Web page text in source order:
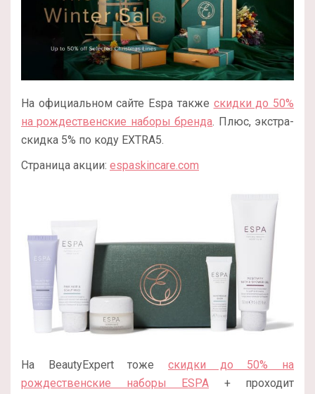
На официальном сайте Espa также скидки до 50%
на рождественские наборы бренда. Плюс, экстра-
скидка 5% по коду EXTRA5.
Страница акции: espaskincare.com
На BeautyExpert тоже скидки до 50% на
рождественские наборы ESPA + проходит